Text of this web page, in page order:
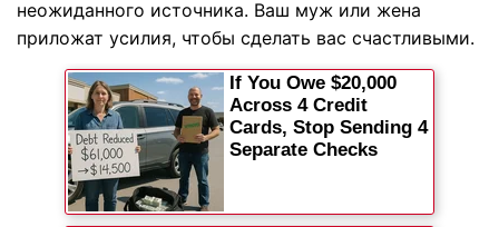
неожиданного источника. Ваш муж или жена
приложат усилия, чтобы сделать вас счастливыми.